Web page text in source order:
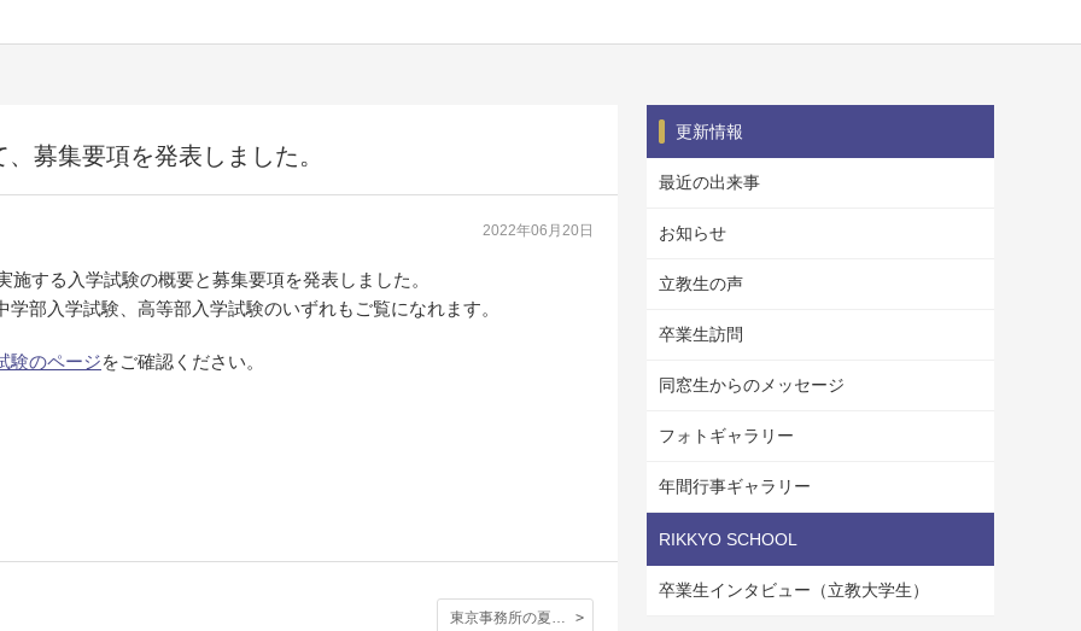
募集要項を発表しました。
2022年06月20日
施する入学試験の概要と募集要項を発表しました。
学部入学試験、高等部入学試験のいずれもご覧になれます。
験のページをご確認ください。
更新情報
最近の出来事
お知らせ
立教生の声
卒業生訪問
同窓生からのメッセージ
フォトギャラリー
年間行事ギャラリー
RIKKYO SCHOOL
卒業生インタビュー（立教大学生）